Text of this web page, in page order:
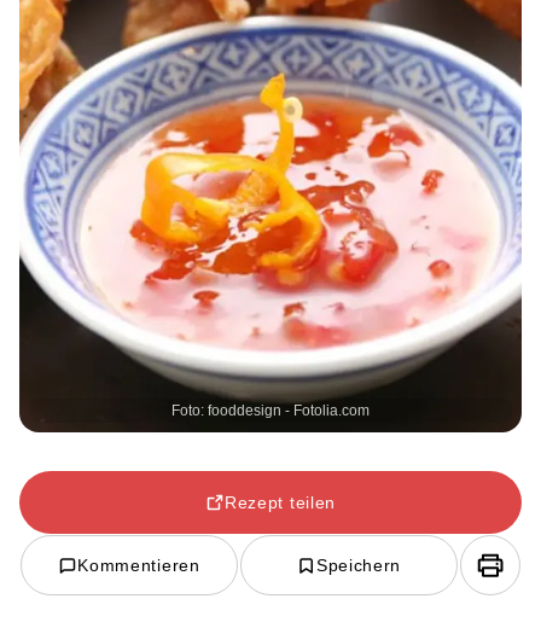
Foto: fooddesign - Fotolia.com
Rezept teilen
Kommentieren Speichern